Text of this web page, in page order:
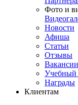
Фото и
Новости
Афиша
Статьи
Отзывы
Вакансии
Учебный
Награды
Клиентам